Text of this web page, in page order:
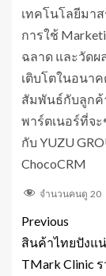
เทคโนโลยีมา
การใช้
ฉลาด และวัดผ
เติบโตในอนา
สัมพันธ์กับลูกค้
พาร์ตเนอร์ที่จะ
กับ YUZU
ChocoCRM
จำนวนคนดู 20
Previous
สินค้าไทยปังแ
TMark Clinic